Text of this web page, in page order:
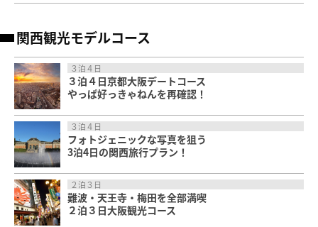
関西観光モデルコース
３泊４日
３泊４日京都大阪デートコース
やっぱ好っきゃねんを再確認！
３泊４日
フォトジェニックな写真を狙う
3泊4日の関西旅行プラン！
２泊３日
難波・天王寺・梅田を全部満喫
２泊３日大阪観光コース